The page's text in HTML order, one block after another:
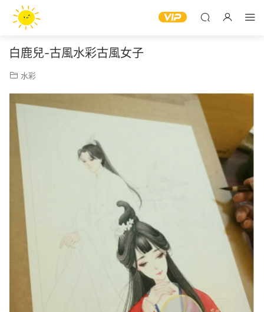
白鹿兒-古風水彩古風女子
水彩